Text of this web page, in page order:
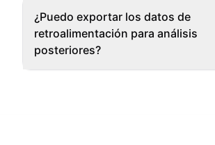
¿Puedo exportar los datos de
retroalimentación para análisis
posteriores?